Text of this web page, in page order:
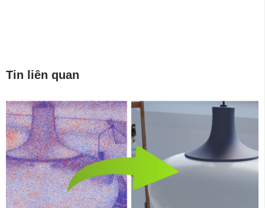
Tin liên quan